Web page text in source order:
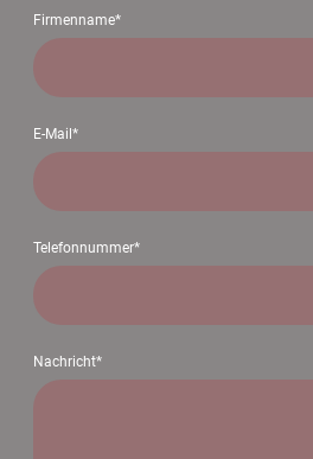
Firmenname*
E-Mail *
Telefonnummer*
Nachricht*